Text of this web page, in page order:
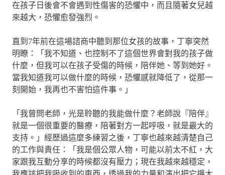
在孩子日後會不會遇到性傷害的恐懼中，而且隨著女兒越
來越大，恐懼愈發強烈。
直到7年前在這場諮商中聽到那位女孩的故事，丁寧突然
明瞭：「我不知道、也控制不了這個世界會對我的孩子做
什麼，但我可以在孩子受傷的時候，陪伴她、等到她好。
當我知道我可以做什麼的時候，恐懼感就降低了，從那一
刻開始，我再也不害怕這件事。」
「我曾問老師，光是聆聽的我能做什麼？老師說『陪伴』
就是一個很重要的醫療，陪著對方一起呼吸，就是最大的
支持。」經歷過這麼多練習之後，丁寧也越來越清楚自己
的工作與責任：「我是個公眾人物，可能以前太不紅，大
家跟我互動分享的時候都沒有壓力；現在我越來越穩定，